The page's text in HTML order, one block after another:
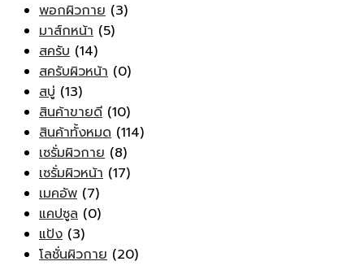
พอกผิวกาย (3)
มาส์กหน้า (5)
สครับ (14)
สครับผิวหน้า (0)
สบู่ (13)
สินค้าขายดี (10)
สินค้าทั้งหมด (114)
เซรั่มผิวกาย (8)
เซรั่มผิวหน้า (17)
เมคอัพ (7)
แคปซูล (0)
แป้ง (3)
โลชั่นผิวกาย (20)